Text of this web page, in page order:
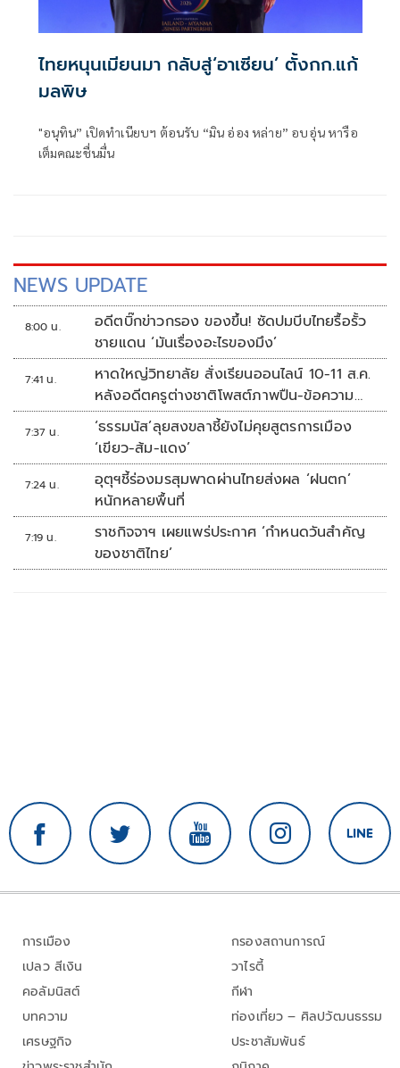
ไทยหนุนเมียนมา กลับสู่‘อาเซียน’ ตั้งกก.แก้
มลพิษ
"อนุทิน” เปิดทำเนียบฯ ต้อนรับ “มิน อ่อง หล่าย” อบอุ่น หารือ
เต็มคณะชื่นมื่น
NEWS UPDATE
8:00 น.
อดีตบิ๊กข่าวกรอง ของขึ้น! ซัดปมบีบไทยรื้อรั้ว
ชายแดน ‘มันเรื่องอะไรของมึง’
7:41 น.
หาดใหญ่วิทยาลัย สั่งเรียนออนไลน์ 10-11 ส.ค.
หลังอดีตครูต่างชาติโพสต์ภาพปืน-ข้อความ
ข่มขู่
7:37 น.
‘ธรรมนัส’ลุยสงขลาชี้ยังไม่คุยสูตรการเมือง
‘เขียว-ส้ม-แดง’
7:24 น.
อุตุฯชี้ร่องมรสุมพาดผ่านไทยส่งผล ‘ฝนตก’
หนักหลายพื้นที่
7:19 น.
ราชกิจจาฯ เผยแพร่ประกาศ ‘กำหนดวันสำคัญ
ของชาติไทย’
การเมือง
เปลว สีเงิน
คอลัมนิสต์
บทความ
เศรษฐกิจ
กรองสถานการณ์
วาไรตี้
กีฬา
ท่องเที่ยว – ศิลปวัฒนธรรม
ประชาสัมพันธ์